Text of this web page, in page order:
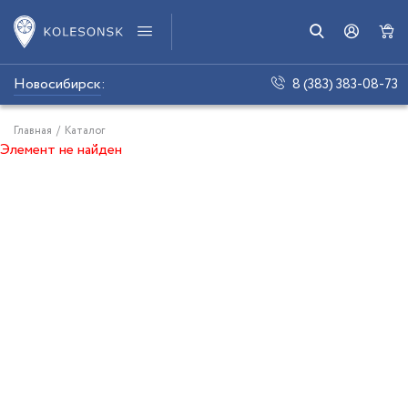
Новосибирск: 8 (383) 383-08-73
Главная / Каталог
Элемент не найден